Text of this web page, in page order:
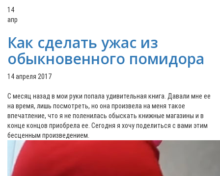
14
апр
Как сделать ужас из
обыкновенного помидора
14 апреля 2017
С месяц назад в мои руки попала удивительная книга. Давали мне ее
на время, лишь посмотреть, но она произвела на меня такое
впечатление, что я не поленилась обыскать книжные магазины и в
конце концов приобрела ее. Сегодня я хочу поделиться с вами этим
бесценным произведением.